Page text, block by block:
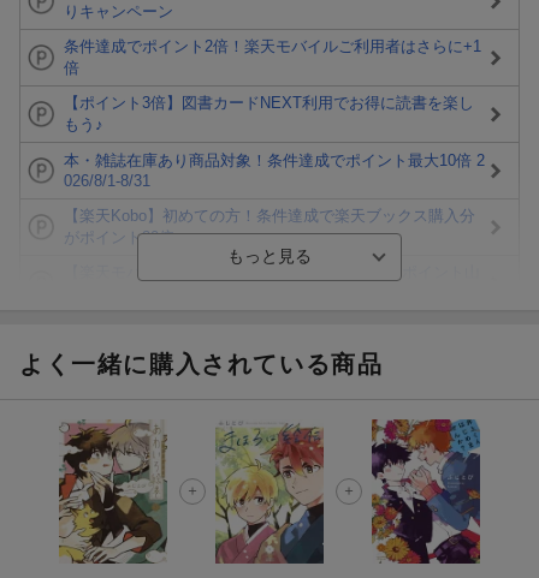
りキャンペーン
条件達成でポイント2倍！楽天モバイルご利用者はさらに+1
倍
【ポイント3倍】図書カードNEXT利用でお得に読書を楽し
もう♪
本・雑誌在庫あり商品対象！条件達成でポイント最大10倍 2
026/8/1-8/31
【楽天Kobo】初めての方！条件達成で楽天ブックス購入分
がポイント20倍
ト山分け
楽天モバイル紹介キャンペーンの拡散で300円OFFクーポン
進呈
条件達成で楽天限定・宝塚歌劇 宙組貸切公演ペアチケット
が当たる
よく一緒に購入されている商品